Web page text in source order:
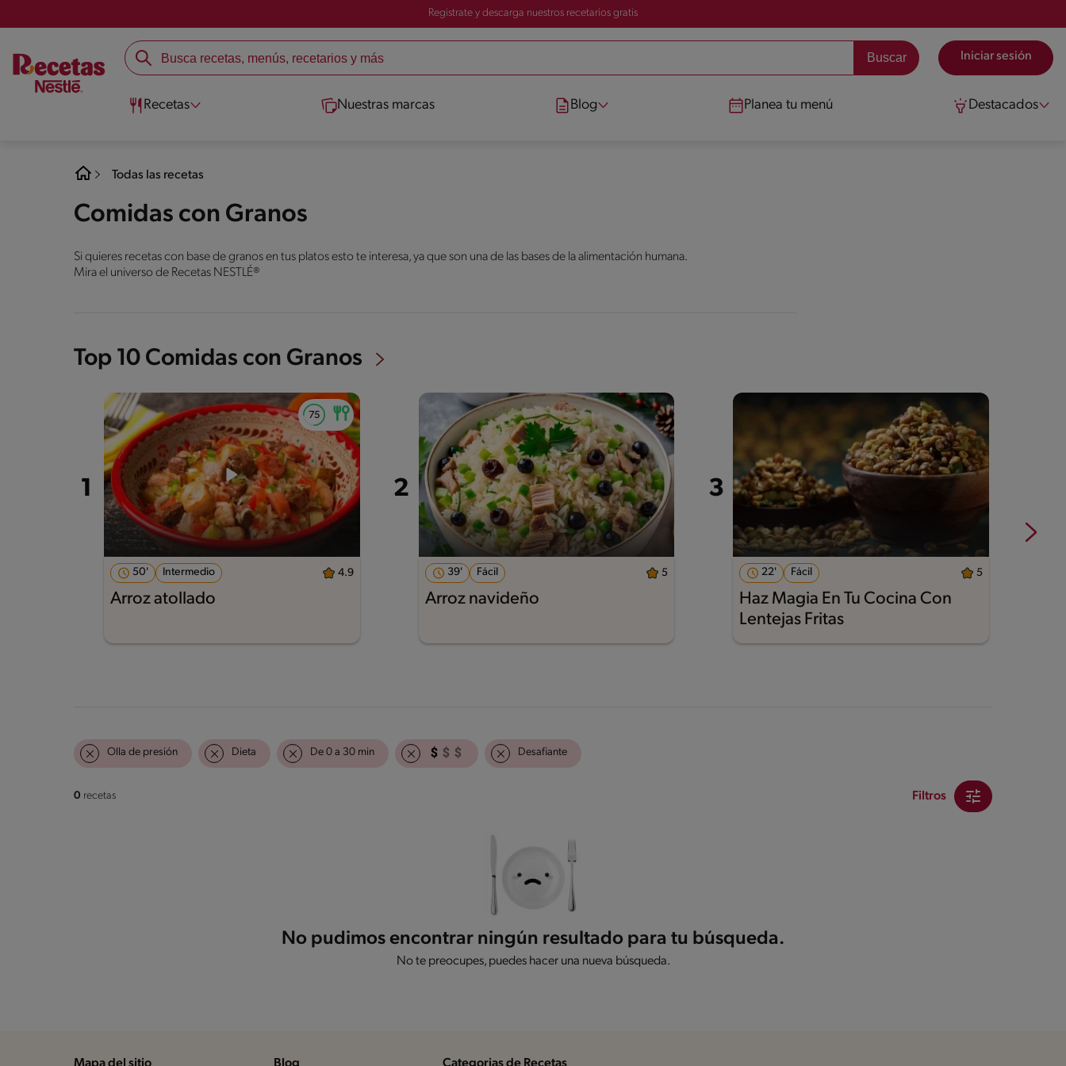
Registrate y descarga nuestros recetarios gratis
Iniciar sesión
Recetas Nuestras marcas Blog Planea tu menú Destacados
Todas las recetas
Comidas con Granos
Si quieres recetas con base de granos en tus platos esto te interesa, ya que son una de las bases de la alimentación humana.
Mira el universo de Recetas NESTLÉ®
Top 10 Comidas con Granos
50' Intermedio 4.9
Arroz atollado
39' Fácil 5
Arroz navideño
22' Fácil 5
Haz Magia En Tu Cocina Con
Lentejas Fritas
Olla de presión Dieta De 0 a 30 min Desafiante
0 recetas Filtros
No pudimos encontrar ningún resultado para tu búsqueda.
No te preocupes, puedes hacer una nueva búsqueda.
Mapa del sitio Blog Categorias de Recetas